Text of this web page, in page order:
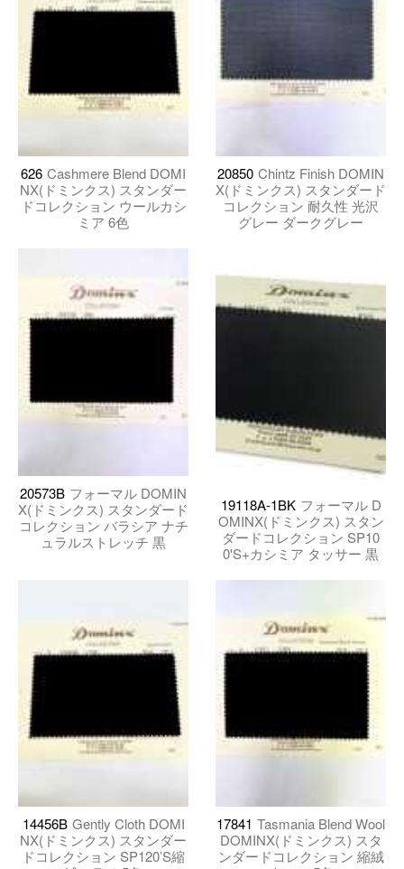
626 Cashmere Blend DOMI
NX(ドミンクス) スタンダー
ドコレクション ウールカシ
ミア 6色
20850 Chintz Finish DOMIN
X(ドミンクス) スタンダード
コレクション 耐久性 光沢
グレー ダークグレー
20573B フォーマル DOMIN
X(ドミンクス) スタンダード
コレクション バラシア ナチ
ュラルストレッチ 黒
19118A-1BK フォーマル D
OMINX(ドミンクス) スタン
ダードコレクション SP10
0'S+カシミア タッサー 黒
14456B Gently Cloth DOMI
NX(ドミンクス) スタンダー
ドコレクション SP120’S縮
17841 Tasmania Blend Wool
DOMINX(ドミンクス) スタ
ンダードコレクション 縮絨